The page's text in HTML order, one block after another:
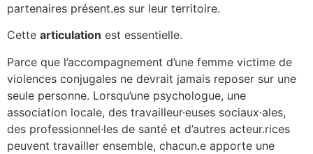
partenaires présent.es sur leur territoire.
Cette articulation est essentielle.
Parce que l’accompagnement d’une femme victime de
violences conjugales ne devrait jamais reposer sur une
seule personne. Lorsqu’une psychologue, une
association locale, des travailleur·euses sociaux·ales,
des professionnel·les de santé et d’autres acteur.rices
peuvent travailler ensemble, chacun.e apporte une